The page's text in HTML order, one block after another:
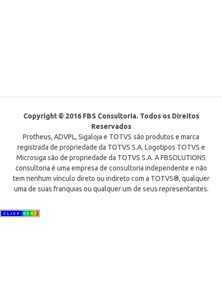
Copyright © 2016 FBS Consultoria. Todos os Direitos
Reservados
Protheus, ADVPL, Sigaloja e TOTVS são produtos e marca
registrada de propriedade da TOTVS S.A. Logotipos TOTVS e
Microsiga são de propriedade da TOTVS S.A. A FBSOLUTIONS
consultoria é uma empresa de consultoria independente e não
tem nenhum vínculo direto ou indireto com a TOTVS®, qualquer
uma de suas franquias ou qualquer um de seus representantes.